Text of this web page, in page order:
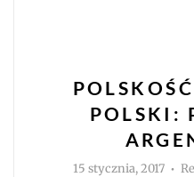
POLSKI:
15 stycznia, 2017